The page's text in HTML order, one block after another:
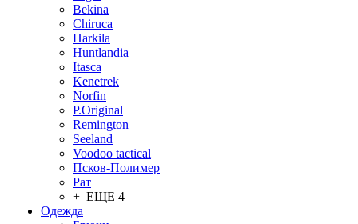
Bekina
Chiruсa
Harkila
Huntlandia
Itasca
Kenetrek
Norfin
P.Original
Remington
Seeland
Voodoo tactical
Псков-Полимер
Рат
+ ЕЩЕ 4
Одежда